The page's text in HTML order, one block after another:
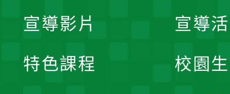
宣導
校園
宣導影片
特色課程